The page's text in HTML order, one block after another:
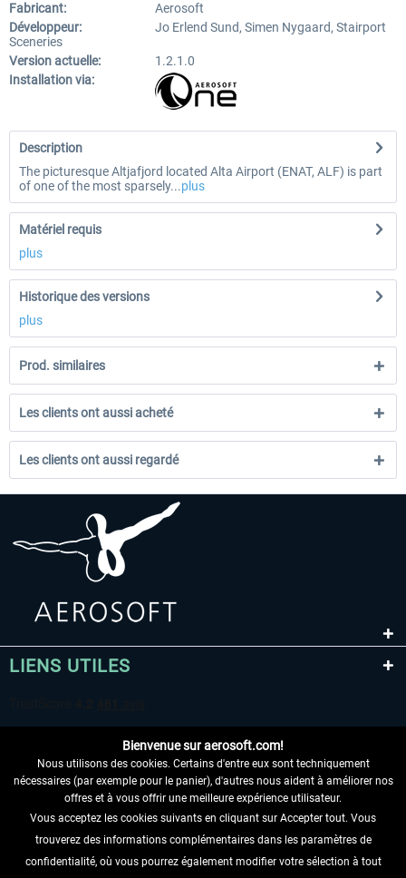
Fabricant:
Aerosoft
Développeur:
Jo Erlend Sund, Simen Nygaard, Stairport
Sceneries
Version actuelle:
1.2.1.0
Installation via:
Description
The picturesque Altjafjord located Alta Airport (ENAT, ALF) is part
of one of the most sparsely...plus
Matériel requis
plus
Historique des versions
plus
Prod. similaires
Les clients ont aussi acheté
Les clients ont aussi regardé
LIENS UTILES
RENONCER AU CONTRAT ICI
INFORMATIONS
Bienvenue sur aerosoft.com!
Nous utilisons des cookies. Certains d'entre eux sont techniquement
nécessaires (par exemple pour le panier), d'autres nous aident à améliorer nos
offres et à vous offrir une meilleure expérience utilisateur.
Vous acceptez les cookies suivants en cliquant sur Accepter tout. Vous
trouverez des informations complémentaires dans les paramètres de
confidentialité, où vous pourrez également modifier votre sélection à tout